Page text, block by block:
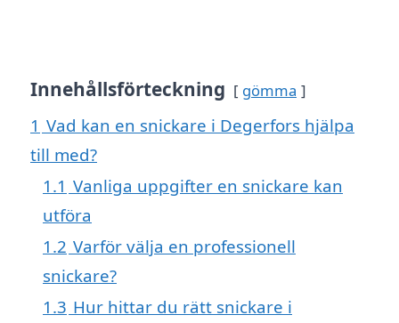
Innehållsförteckning gömma
1 Vad kan en snickare i Degerfors hjälpa
till med?
1.1 Vanliga uppgifter en snickare kan
utföra
1.2 Varför välja en professionell
snickare?
1.3 Hur hittar du rätt snickare i